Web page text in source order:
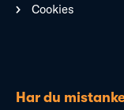
Cookies
Har du